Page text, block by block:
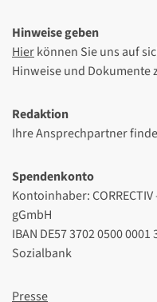
Hinweise geben
Hierkönnen Sie uns auf
Hinweise und Dokumente
Redaktion
Ihre Ansprechpartner
Spendenkonto
Kontoinhaber:
gGmbH
IBAN DE57 3702 0500 0001
Sozialbank
Presse